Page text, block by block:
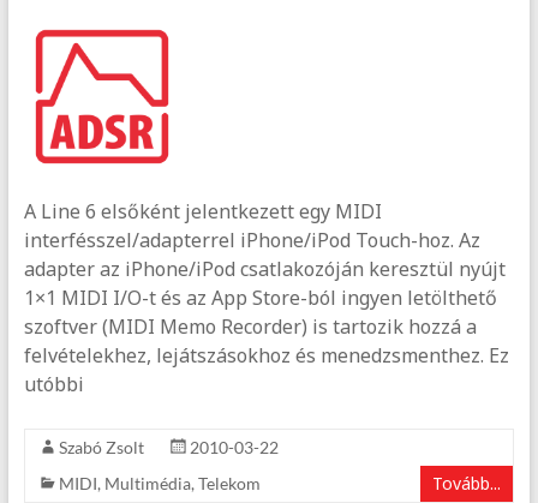
A Line 6 elsőként jelentkezett egy MIDI
interfésszel/adapterrel iPhone/iPod Touch-hoz. Az
adapter az iPhone/iPod csatlakozóján keresztül nyújt
1×1 MIDI I/O-t és az App Store-ból ingyen letölthető
szoftver (MIDI Memo Recorder) is tartozik hozzá a
felvételekhez, lejátszásokhoz és menedzsmenthez. Ez
utóbbi
Szabó Zsolt
2010-03-22
MIDI, Multimédia, Telekom Tovább...